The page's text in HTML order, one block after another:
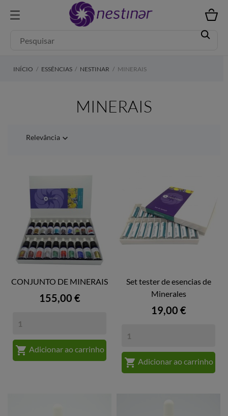
INÍCIO ESSÊNCIAS NESTINAR MINERAIS
MINERAIS
Relevância 
CONJUNTO DE MINERAIS
Preço
155,00 €
 Adicionar ao carrinho
Set tester de esencias de
Minerales
Preço
19,00 €
 Adicionar ao carrinho